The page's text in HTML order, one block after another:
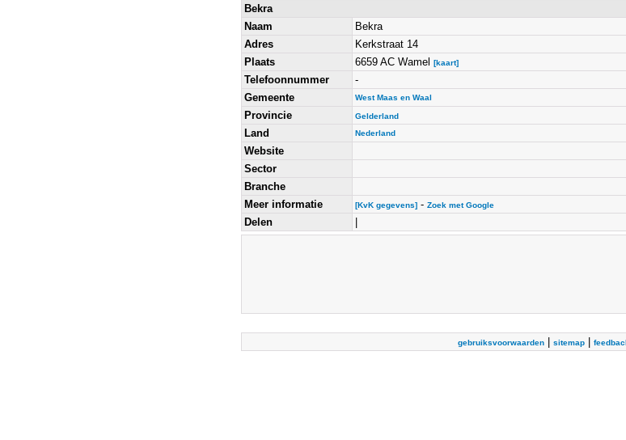
Bekra
Naam
Bekra
Adres
Kerkstraat 14
Plaats
6659 AC Wamel [kaart]
Telefoonnummer
-
Gemeente
West Maas en Waal
Provincie Gelderland
Land Nederland
Website
Sector
Branche
Meer informatie
[KvK gegevens]- Zoek met Google
Delen
gebruiksvoorwaarden| sitemap|